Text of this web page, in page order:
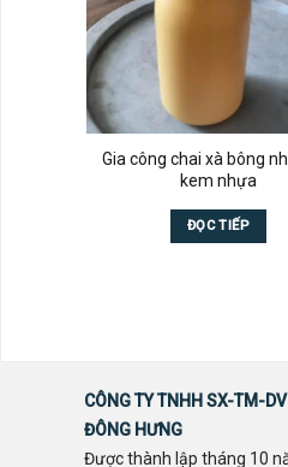
Gia công chai xà bông
kem nhựa
ĐỌC TIẾP
CÔNG TY TNHH SX-TM-
ĐÔNG HƯNG
Được thành lập tháng 10